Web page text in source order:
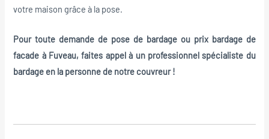
votre maison grâce à la pose.
Pour toute demande de pose de bardage ou prix bardage de
facade à Fuveau, faites appel à un professionnel spécialiste du
bardage en la personne de notre couvreur !